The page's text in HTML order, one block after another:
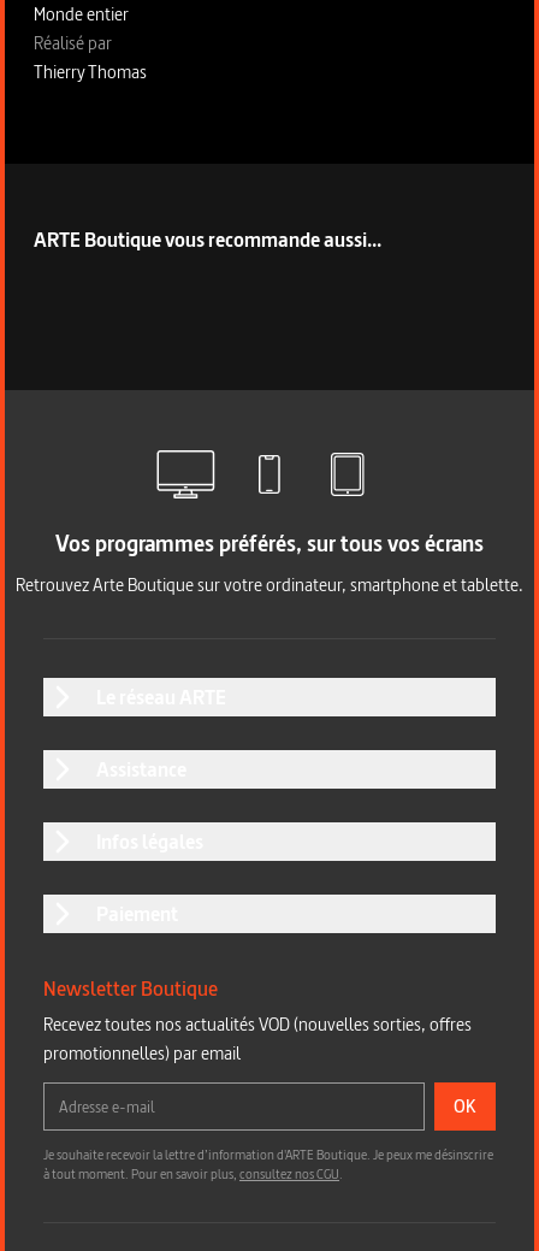
Monde entier
Fiche technique section droite
Réalisé par
Thierry Thomas
ARTE Boutique vous recommande aussi...
Vos programmes préférés, sur tous vos écrans
Retrouvez Arte Boutique sur votre ordinateur, smartphone et tablette.
Newsletter Boutique
Recevez toutes nos actualités VOD (nouvelles sorties, offres
promotionnelles) par email
OK
Je souhaite recevoir la lettre d’information d'ARTE Boutique. Je peux me désinscrire
à tout moment. Pour en savoir plus,consultez nos CGU.